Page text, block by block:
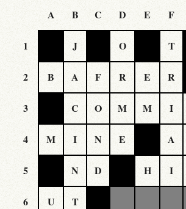
A B C D E F
1 J O T
2 B A F R E R
3 C O M M I
4 M I N E A
5 N D H I
6 U T